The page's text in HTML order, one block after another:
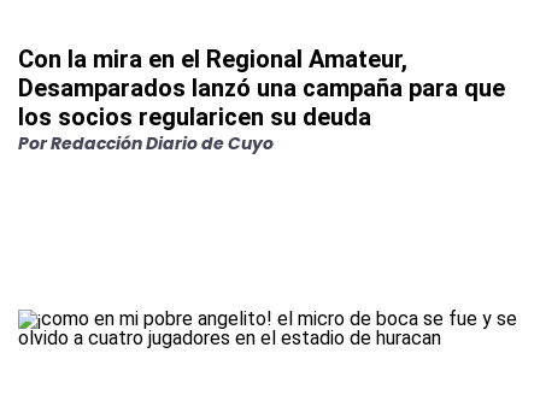
Con la mira en el Regional Amateur,
Desamparados lanzó una campaña para que
los socios regularicen su deuda
PorRedacción Diario de Cuyo